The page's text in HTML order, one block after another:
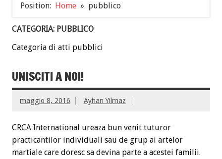
Position: Home pubblico
CATEGORIA: PUBBLICO
Categoria di atti pubblici
UNISCITI A NOI!
maggio 8, 2016 Ayhan Yilmaz
CRCA International ureaza bun venit tuturor
practicantilor individuali sau de grup ai artelor
martiale care doresc sa devina parte a acestei familii.